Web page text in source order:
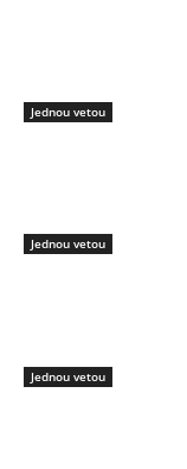
Jednou vetou
Jednou vetou
Jednou vetou